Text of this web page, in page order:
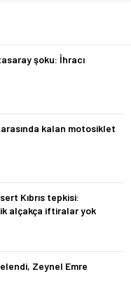
şoku: İhracı
kalan motosiklet
Kıbrıs tepkisi:
alçakça iftiralar yok
Zeynel Emre